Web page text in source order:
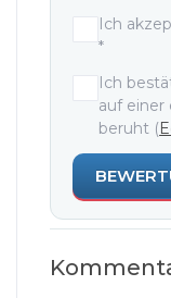
Ich
*
Ich
auf einer
beruht (